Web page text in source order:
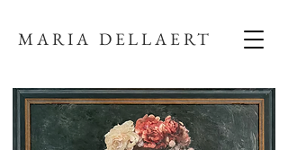
MARIA DELLAERT